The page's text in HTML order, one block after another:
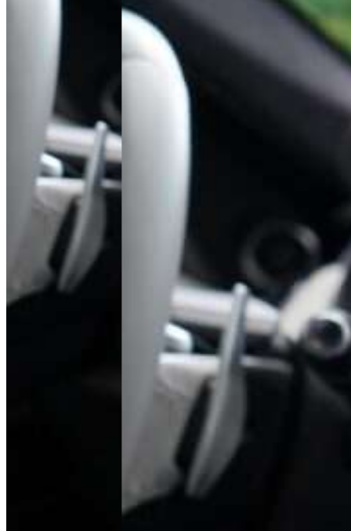
ul. Poznańska 22, 62-081 Baranowo
+48 61 677 50 60
Polityka prywatności